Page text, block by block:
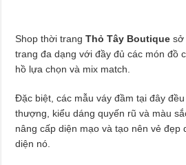
Shop thời trangThỏ Tây Boutique sở
trang đa dạng với đầy đủ các món đồ
hồ lựa chọn và mix match.
Đặc biệt, các mẫu váy đầm tại đây
thượng, kiểu dáng quyến rũ và màu
nâng cấp diện mạo và tạo nên vẻ đẹp
diện nó.